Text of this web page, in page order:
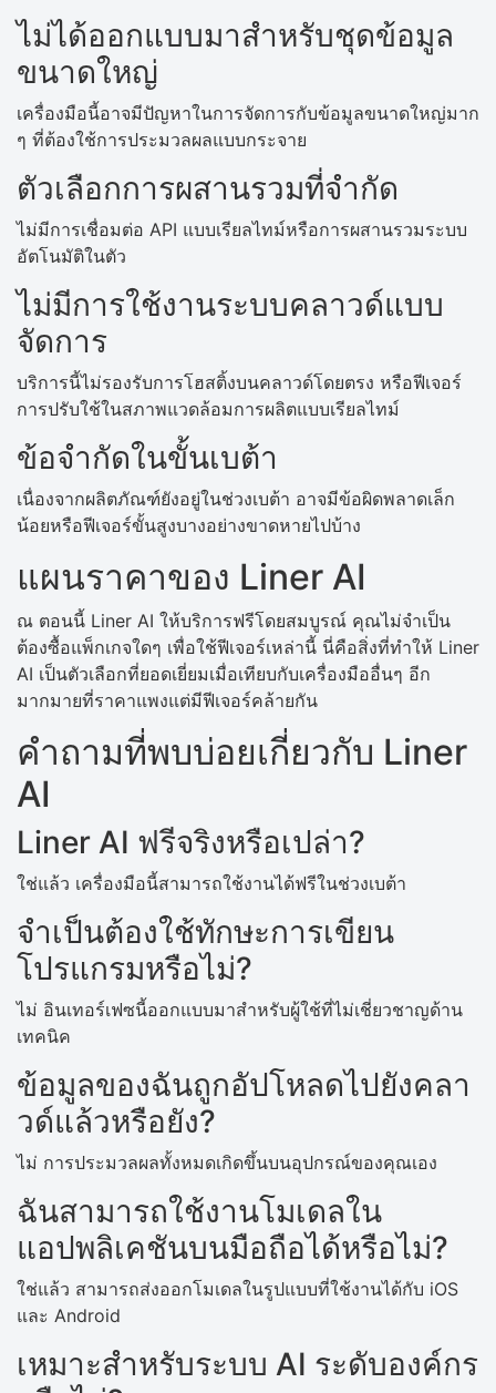
ไม่ได้ออกแบบมาสำหรับชุดข้อมูล
ขนาดใหญ่
เครื่องมือนี้อาจมีปัญหาในการจัดการกับข้อมูลขนาดใหญ่มาก
ๆ ที่ต้องใช้การประมวลผลแบบกระจาย
ตัวเลือกการผสานรวมที่จำกัด
ไม่มีการเชื่อมต่อ API แบบเรียลไทม์หรือการผสานรวมระบบ
อัตโนมัติในตัว
ไม่มีการใช้งานระบบคลาวด์แบบ
จัดการ
บริการนี้ไม่รองรับการโฮสติ้งบนคลาวด์โดยตรง หรือฟีเจอร์
การปรับใช้ในสภาพแวดล้อมการผลิตแบบเรียลไทม์
ข้อจำกัดในขั้นเบต้า
เนื่องจากผลิตภัณฑ์ยังอยู่ในช่วงเบต้า อาจมีข้อผิดพลาดเล็ก
น้อยหรือฟีเจอร์ขั้นสูงบางอย่างขาดหายไปบ้าง
แผนราคาของ Liner AI
ณ ตอนนี้ Liner AI ให้บริการฟรีโดยสมบูรณ์ คุณไม่จำเป็น
ต้องซื้อแพ็กเกจใดๆ เพื่อใช้ฟีเจอร์เหล่านี้ นี่คือสิ่งที่ทำให้ Liner
AI เป็นตัวเลือกที่ยอดเยี่ยมเมื่อเทียบกับเครื่องมืออื่นๆ อีก
มากมายที่ราคาแพงแต่มีฟีเจอร์คล้ายกัน
คำถามที่พบบ่อยเกี่ยวกับ Liner
AI
Liner AI ฟรีจริงหรือเปล่า?
ใช่แล้ว เครื่องมือนี้สามารถใช้งานได้ฟรีในช่วงเบต้า
จำเป็นต้องใช้ทักษะการเขียน
โปรแกรมหรือไม่?
ไม่ อินเทอร์เฟซนี้ออกแบบมาสำหรับผู้ใช้ที่ไม่เชี่ยวชาญด้าน
เทคนิค
ข้อมูลของฉันถูกอัปโหลดไปยังคลา
วด์แล้วหรือยัง?
ไม่ การประมวลผลทั้งหมดเกิดขึ้นบนอุปกรณ์ของคุณเอง
ฉันสามารถใช้งานโมเดลใน
แอปพลิเคชันบนมือถือได้หรือไม่?
ใช่แล้ว สามารถส่งออกโมเดลในรูปแบบที่ใช้งานได้กับ iOS
และ Android
เหมาะสำหรับระบบ AI ระดับองค์กร